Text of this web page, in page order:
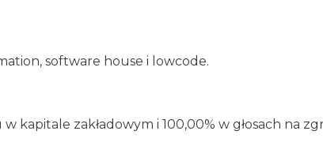
software house i lowcode.
kapitale zakładowym i 100,00% w głosach na